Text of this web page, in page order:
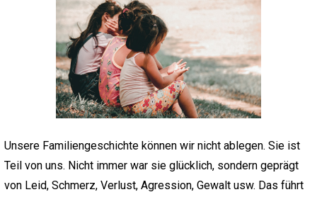
Unsere Familiengeschichte können wir nicht ablegen. Sie ist
Teil von uns. Nicht immer war sie glücklich, sondern geprägt
von Leid, Schmerz, Verlust, Agression, Gewalt usw. Das führt